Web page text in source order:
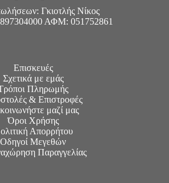
Γκιοτλής Νίκος
ΑΦΜ: 051752861
Επισκευές
Σχετικά με εμάς
Πληρωμής
& Επιστροφές
μαζί μας
Όροι Χρήσης
Απορρήτου
Οδηγοί Μεγεθών
Παραγγελίας